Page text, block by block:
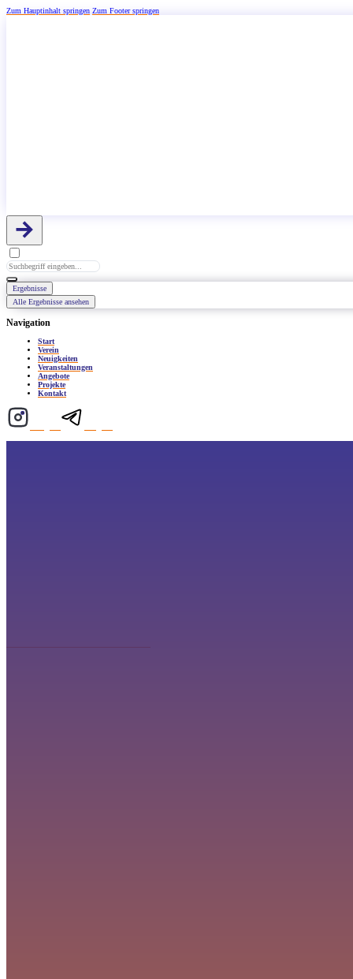
Zum Hauptinhalt springen Zum Footer springen
Search
...
Ergebnisse
Alle Ergebnisse ansehen
Navigation
Start
Verein
Neuigkeiten
Veranstaltungen
Angebote
Projekte
Kontakt